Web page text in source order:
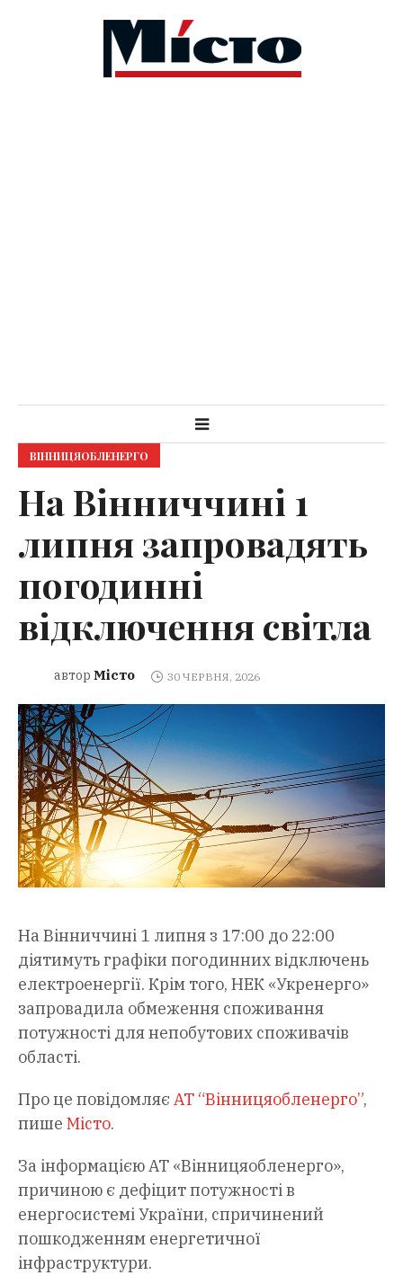
ВІННИЦЯОБЛЕНЕРГО
На Вінниччині 1
липня запровадять
погодинні
відключення світла
автор Місто 30 ЧЕРВНЯ, 2026
На Вінниччині 1 липня з 17:00 до 22:00
діятимуть графіки погодинних відключень
електроенергії. Крім того, НЕК «Укренерго»
запровадила обмеження споживання
потужності для непобутових споживачів
області.
Про це повідомляє АТ “Вінницяобленерго”,
пише Місто.
За інформацією АТ «Вінницяобленерго»,
причиною є дефіцит потужності в
енергосистемі України, спричинений
пошкодженням енергетичної
інфраструктури.